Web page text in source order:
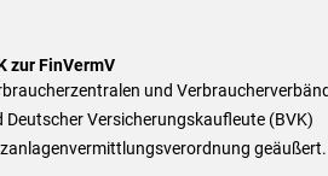
zur FinVermV
und
Versicherungskaufleute (BVK)
geäußert.